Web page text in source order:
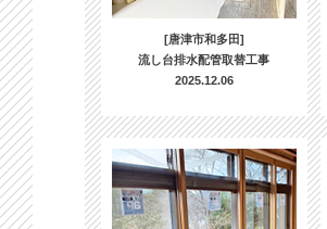
[唐津市和多田]
流し台排水配管取替工事
2025.12.06